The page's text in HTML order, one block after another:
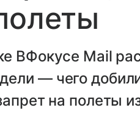
ВФокусе Mail
— чего
на полеты